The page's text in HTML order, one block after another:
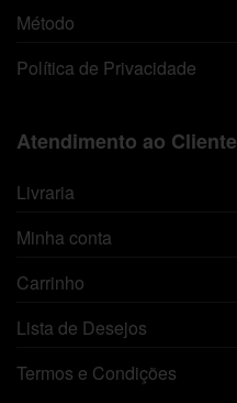
Método
Política de Privacidade
Atendimento ao Cliente
Livraria
Minha conta
Carrinho
Lista de Desejos
Termos e Condições